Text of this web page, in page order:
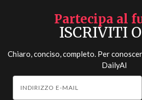
Partecipa al
ISCRIVITI
Chiaro, conciso, completo. Per
DailyAI